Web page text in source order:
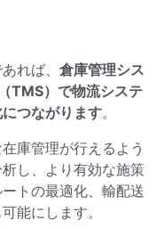
れば、 倉庫管理シス
TMS）で物流システ
つながります。
庫管理が行えるよう
し、より有効な施策
トの最適化、輸配送
能にします。